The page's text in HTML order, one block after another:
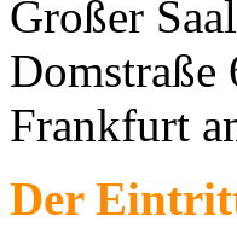
Großer Saal
Domstraße
Frankfurt
Der